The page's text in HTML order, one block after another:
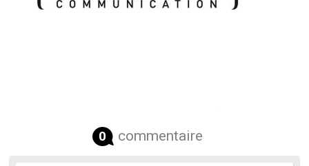
0 commentaire